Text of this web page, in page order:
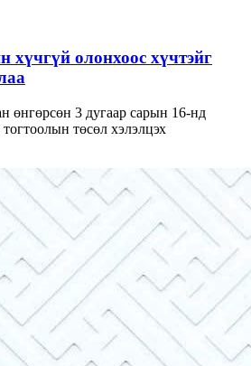
хүчгүй олонхоос хүчтэйг
3 дугаар сарын 16-нд
төсөл хэлэлцэх